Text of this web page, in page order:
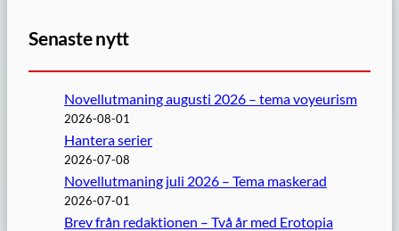
Senaste nytt
Novellutmaning augusti 2026 – tema voyeurism
2026-08-01
Hantera serier
2026-07-08
Novellutmaning juli 2026 – Tema maskerad
2026-07-01
Brev från redaktionen – Två år med Erotopia